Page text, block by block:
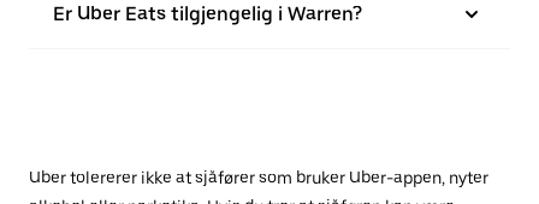
Er Uber Eats tilgjengelig i Warren?
Uber tolererer ikke at sjåfører som bruker Uber-appen, nyter